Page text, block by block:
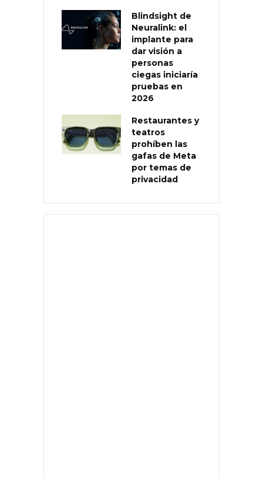
Blindsight de
Neuralink: el
implante para
dar visión a
personas
ciegas iniciaría
pruebas en
2026
Restaurantes y
teatros
prohíben las
gafas de Meta
por temas de
privacidad